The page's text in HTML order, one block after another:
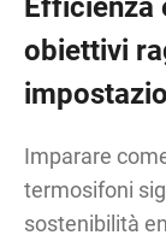
Efficienza
obiettivi
Imparare
termosifoni
sostenibilità